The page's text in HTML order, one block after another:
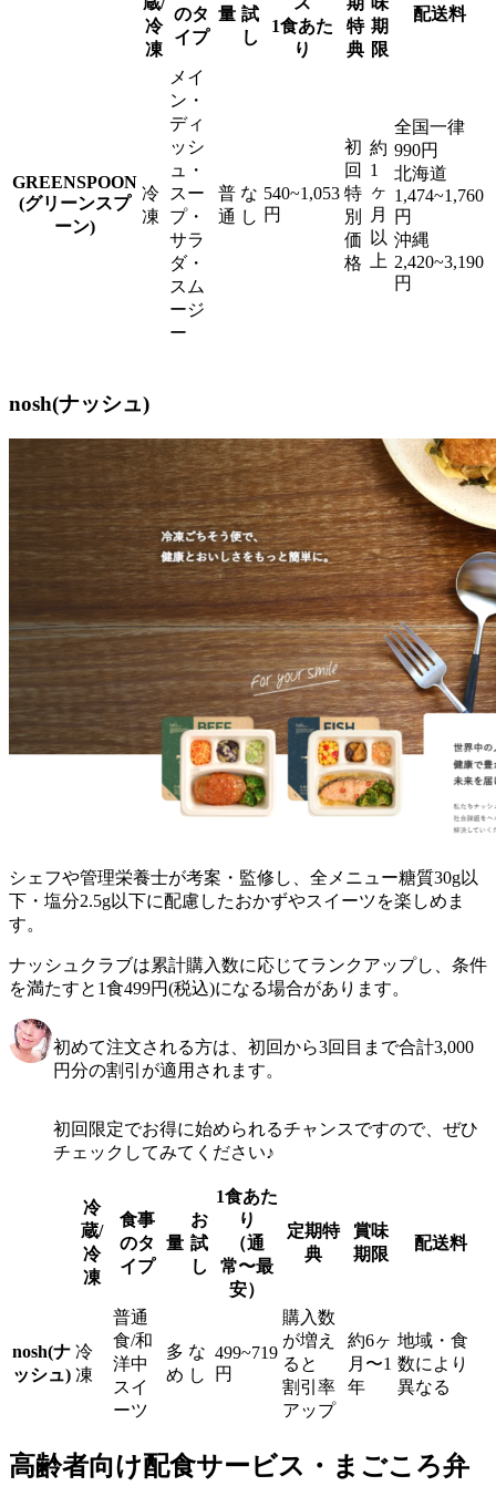
冷
凍
のタ
イプ
量 試
し
1食あた
り
特
典
期
限
配送料
GREENSPOON
(グリーンスプ
ーン)
冷
凍
メイ
ン・
ディ
ッシ
ュ・
スー
プ・
サラ
ダ・
スム
ージ
ー
普
通
な
し
540~1,053
円
初
回
特
別
価
格
約
1
ヶ
月
以
上
全国一律
990円
北海道
1,474~1,760
円
沖縄
2,420~3,190
円
nosh(ナッシュ)
シェフや管理栄養士が考案・監修し、全メニュー糖質30g以
下・塩分2.5g以下に配慮したおかずやスイーツを楽しめま
す。
ナッシュクラブは累計購入数に応じてランクアップし、条件
を満たすと1食499円(税込)になる場合があります。
初めて注文される方は、初回から3回目まで合計3,000
円分の割引が適用されます。
初回限定でお得に始められるチャンスですので、ぜひ
チェックしてみてください♪
冷
蔵/
冷
凍
食事
のタ
イプ
量
お
試
し
1食あた
り
（通
常〜最
安）
定期特
典
賞味
期限
配送料
nosh(ナ
ッシュ)
冷
凍
普通
食/和
洋中
スイ
ーツ
多
め
な
し
499~719
円
購入数
が増え
ると
割引率
アップ
約6ヶ
月〜1
年
地域・食
数により
異なる
高齢者向け配食サービス・まごころ弁